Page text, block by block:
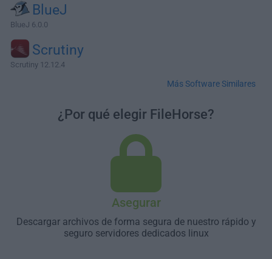
BlueJ
BlueJ 6.0.0
Scrutiny
Scrutiny 12.12.4
Más Software Similares
¿Por qué elegir FileHorse?
Asegurar
Descargar archivos de forma segura de nuestro rápido y
seguro servidores dedicados linux